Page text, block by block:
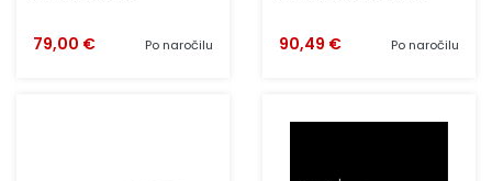
Po naročilu
79,00 € Po naročilu
90,49 €